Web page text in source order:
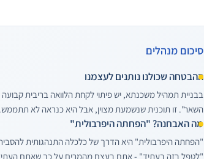
סיכום מנהלים
ההבטחה שכולנו נותנים לעצמנו
בבניית תמהיל משכנתא, יש פיתוי לקחת הלוואה בריבית
השאר". זו תוכנית שנשמעת מצוין, אבל היא כנראה לא תתממש.
מה האבחנה? "הפחתה היפרבולית"
"הפחתה היפרבולית" היא הדרך של כלכלה התנהגותית
"לטפל בזה בעתיד" - אתם בעצם מהמרים על כך שאתם